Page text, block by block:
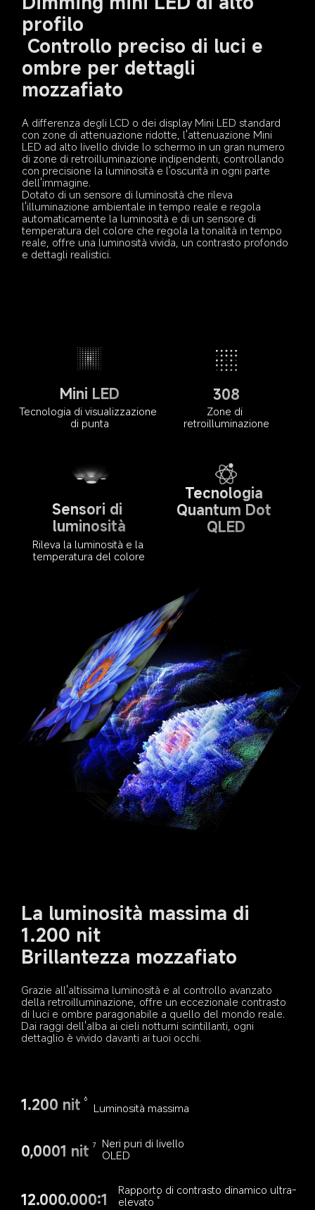
profilo
ombre per dettagli
mozzafiato
A differenza degli LCD o dei display Mini LED standard
con zone di attenuazione ridotte, l'attenuazione Mini
LED ad alto livello divide lo schermo in un gran numero
di zone di retroilluminazione indipendenti, controllando
con precisione la luminosità e l'oscurità in ogni parte
dell'immagine.
Dotato di un sensore di luminosità che rileva
l'illuminazione ambientale in tempo reale e regola
automaticamente la luminosità e di un sensore di
temperatura del colore che regola la tonalità in tempo
reale, offre una luminosità vivida, un contrasto profondo
e dettagli realistici.
Mini LED
Tecnologia di visualizzazione
di punta
308
Zone di
retroilluminazione
Sensori di
luminosità
Rileva la luminosità e la
temperatura del colore
Tecnologia
Quantum Dot
QLED
La luminosità massima di
1.200 nit
Brillantezza mozzafiato
Grazie all'altissima luminosità e al controllo avanzato
della retroilluminazione, offre un eccezionale contrasto
di luci e ombre paragonabile a quello del mondo reale.
Dai raggi dell'alba ai cieli notturni scintillanti, ogni
dettaglio è vivido davanti ai tuoi occhi.
1.200 nit 6
Luminosità massima
0,0001 nit 7
Neri puri di livello
OLED
12.000.000:1
Rapporto di contrasto dinamico ultra-
elevato
8